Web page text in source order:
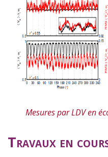
Mesures par LDV en
Travaux en